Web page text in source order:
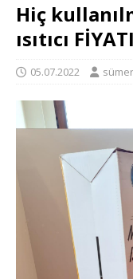
Hiç
ısıtıcı
05.07.2022